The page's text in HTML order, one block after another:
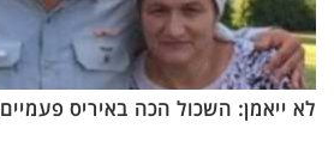
לא ייאמן: השכול הכה באיריס פעמיים